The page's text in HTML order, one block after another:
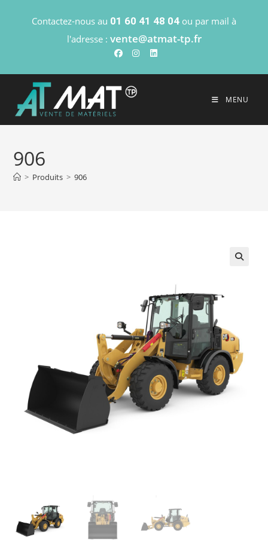
Contactez-nous au 01 60 41 48 04 ou par mail à
l'adresse : vente@atmat-tp.fr
MENU
906
> Produits > 906